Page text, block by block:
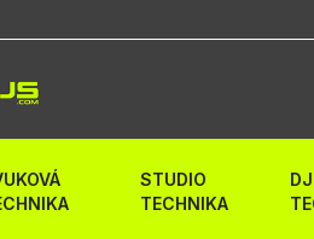
STUDIO
TECHNIKA
DJ